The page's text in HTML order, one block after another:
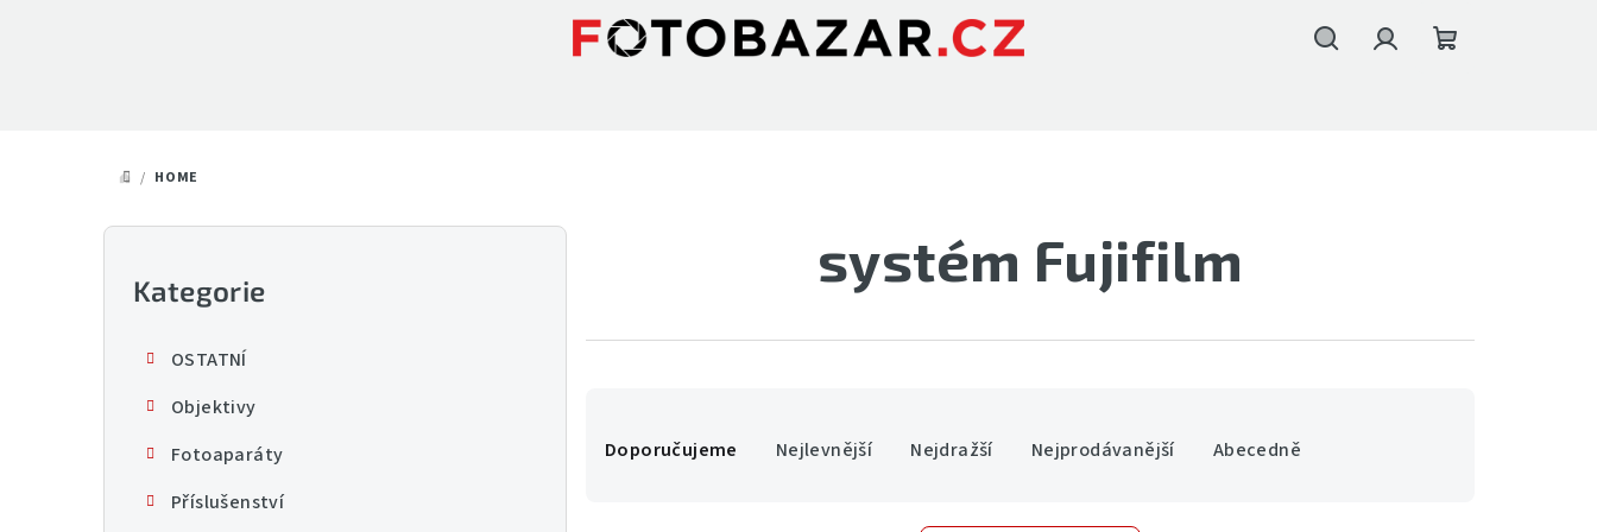
DOMŮ
/ HOME
P
Přeskočit
kategorie
Kategorie
OSTATNÍ
Objektivy
Fotoaparáty
Příslušenství
systém Fujifilm
aDoporučujeme Nejlevnější Nejdražší Nejprodávanější Abecedně